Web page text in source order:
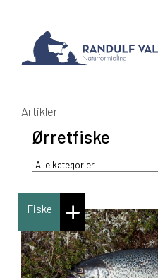
Artikler
Ørretfiske
Fiske